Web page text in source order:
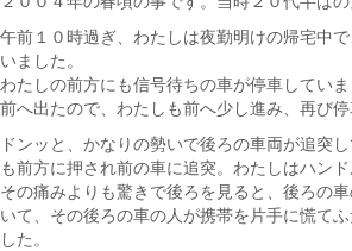
午前１０時過ぎ、わたしは夜勤明けの帰宅中
いました。
わたしの前方にも信号待ちの車が停車してい
前へ出たので、わたしも前へ少し進み、再び停
ドンッと、かなりの勢いで後ろの車両が追突
も前方に押され前の車に追突。わたしはハンド
その痛みよりも驚きで後ろを見ると、後ろの
いて、その後ろの車の人が携帯を片手に慌て
した。